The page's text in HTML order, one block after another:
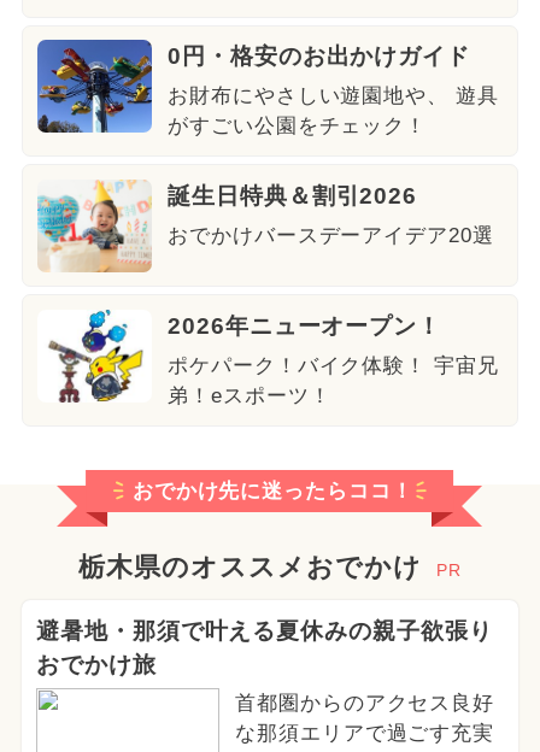
0円・格安のお出かけガイド
お財布にやさしい遊園地や、 遊具
がすごい公園をチェック！
誕生日特典＆割引2026
おでかけバースデーアイデア20選
2026年ニューオープン！
ポケパーク！バイク体験！ 宇宙兄
弟！eスポーツ！
おでかけ先に迷ったらココ！
栃木県のオススメおでかけ PR
避暑地・那須で叶える夏休みの親子欲張り
おでかけ旅
首都圏からのアクセス良好
な那須エリアで過ごす充実